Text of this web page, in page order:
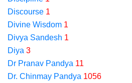
Discourse 1
Divine Wisdom 1
Divya Sandesh 1
Diya 3
Dr Pranav Pandya 11
Dr. Chinmay Pandya 1056